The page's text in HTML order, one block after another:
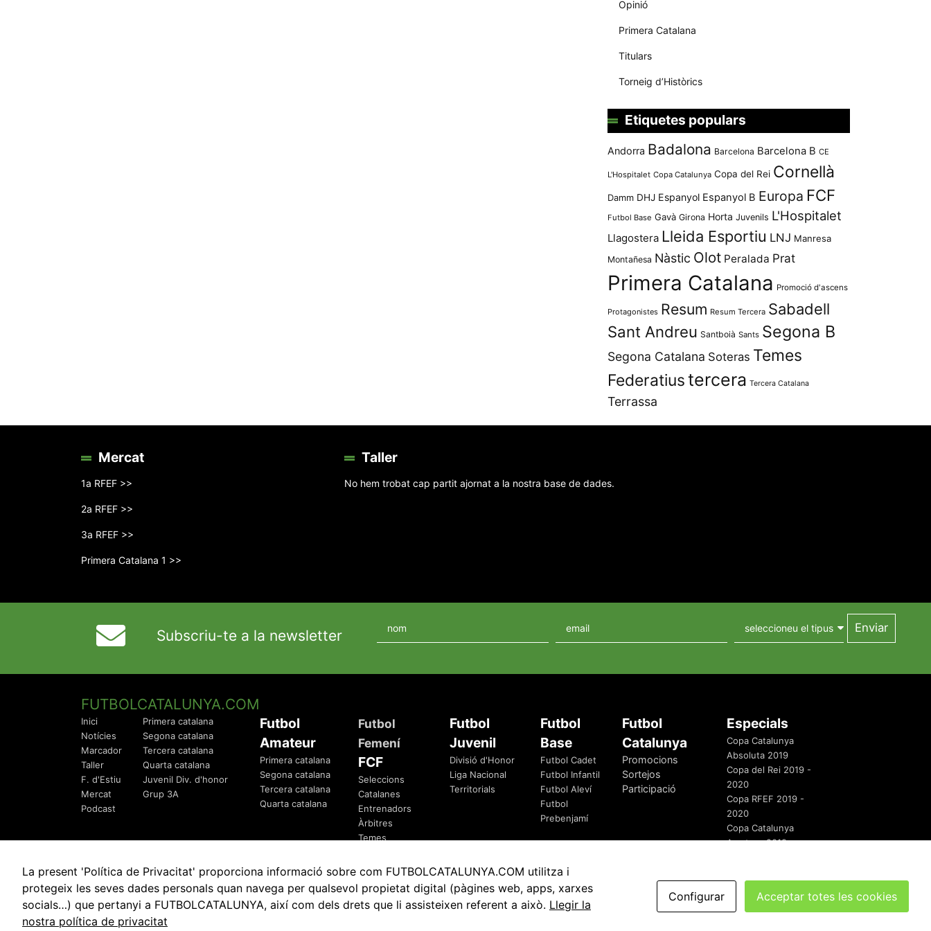
Opinió
Primera Catalana
Titulars
Torneig d’Històrics
Etiquetes populars
Andorra Badalona Barcelona Barcelona B CE
L'Hospitalet Copa Catalunya Copa del Rei Cornellà
Damm DHJ Espanyol Espanyol B Europa FCF
Futbol Base Gavà Girona Horta Juvenils L'Hospitalet
Llagostera Lleida Esportiu LNJ Manresa
Montañesa Nàstic Olot Peralada Prat
Primera Catalana Promoció d'ascens
Protagonistes Resum Resum Tercera Sabadell
Sant Andreu Santboià Sants Segona B
Segona Catalana Soteras Temes
Federatiustercera Tercera Catalana
Terrassa
Mercat
1a RFEF >>
2a RFEF >>
3a RFEF >>
Primera Catalana 1 >>
Taller
No hem trobat cap partit ajornat a la nostra base de dades.
Subscriu-te a la newsletter
FUTBOLCATALUNYA.COM
Inici
Notícies
Marcador
Taller
F. d'Estiu
Mercat
Podcast
Primera catalana
Segona catalana
Tercera catalana
Quarta catalana
Juvenil Div. d'honor
Grup 3A
Futbol
Amateur
Primera catalana
Segona catalana
Tercera catalana
Quarta catalana
Futbol
Femení
FCF
Seleccions
Catalanes
Entrenadors
Àrbitres
Temes
Futbol
Juvenil
Divisió d'Honor
Liga Nacional
Territorials
Futbol
Base
Futbol Cadet
Futbol Infantil
Futbol Aleví
Futbol
Prebenjamí
Futbol
Catalunya
Promocions
Sortejos
Participació
Especials
Copa Catalunya
Absoluta 2019
Copa del Rei 2019 -
2020
Copa RFEF 2019 -
2020
Copa Catalunya
Amateur 2019
© 2010 - 2026 FutbolCatalunya.com Avis Legal Política de Privacitat Política de Cookies redaccio@futbolcatalunya.com
La present 'Política de Privacitat' proporciona informació sobre com FUTBOLCATALUNYA.COM utilitza i
protegeix les seves dades personals quan navega per qualsevol propietat digital (pàgines web, apps, xarxes
socials…) que pertanyi a FUTBOLCATALUNYA, així com dels drets que li assisteixen referent a això. Llegir la
nostra política de privacitat
Configurar Acceptar totes les cookies